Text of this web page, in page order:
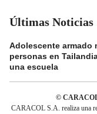
Últimas Noticias
Adolescente armado
personas en
una escuela
© CARACOL
CARACOL S.A. realiza una